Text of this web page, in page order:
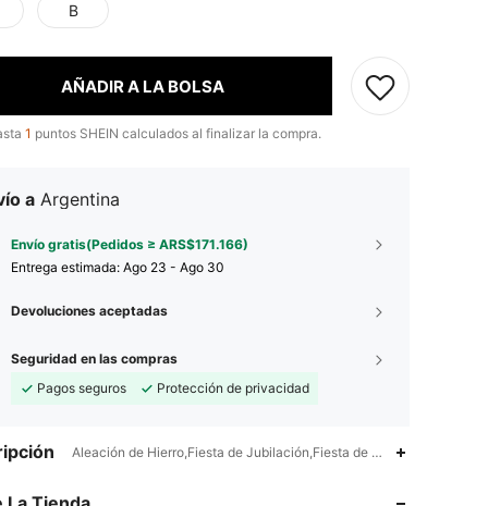
B
AÑADIR A LA BOLSA
1 puntos SHEIN calculados al finalizar la compra.
a Argentina
Envío gratis(Pedidos ≥ ARS$171.166)
Entrega estimada: Ago 23 - Ago 30
Devoluciones aceptadas
Seguridad en las compras
Pagos seguros
Protección de privacidad
Aleación de Hierro,Fiesta de Jubilación,Fiesta de Cumpleaños,No
4,91 127 8.5K